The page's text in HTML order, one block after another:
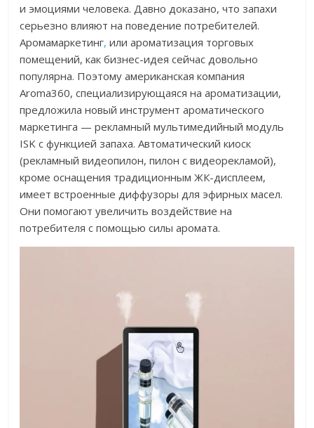
и эмоциями человека. Давно доказано, что запахи
серьезно влияют на поведение потребителей.
Аромамаркетинг, или ароматизация торговых
помещений, как бизнес-идея сейчас довольно
популярна. Поэтому американская компания
Aroma360, специализирующаяся на ароматизации,
предложила новый инструмент ароматического
маркетинга — рекламный мультимедийный модуль
ISK с функцией запаха. Автоматический киоск
(рекламный видеопилон, пилон с видеорекламой),
кроме оснащения традиционным ЖК-дисплеем,
имеет встроенные диффузоры для эфирных масел.
Они помогают увеличить воздействие на
потребителя с помощью силы аромата.